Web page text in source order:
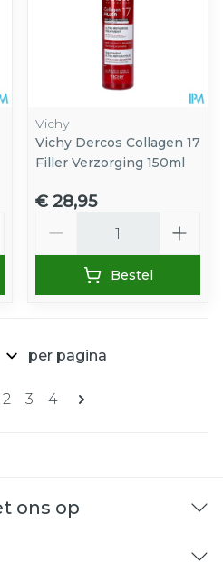
Vichy
Vichy Dercos Collagen 17
Filler Verzorging 150ml
€ 28,95
Bestel
Pagina's
momenteel pagina
Pagina
2 Pagina
3 Pagina
4
per pagina
ons op